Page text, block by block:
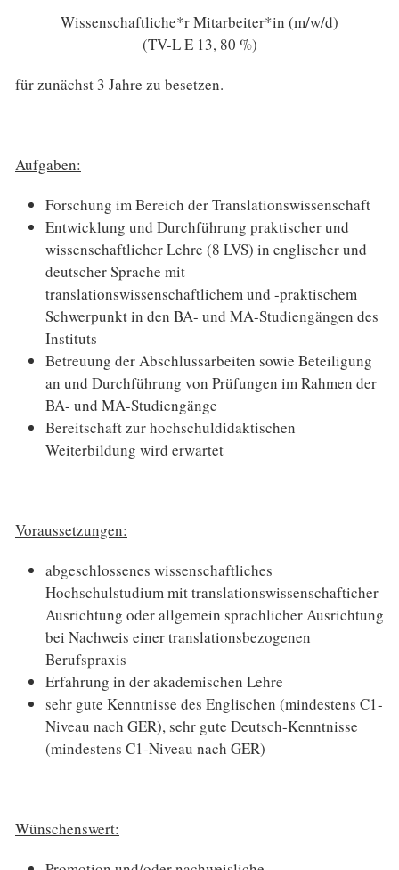
Wissenschaftliche*r Mitarbeiter*in (m/w/d)
(TV-L E 13, 80 %)
für zunächst 3 Jahre zu besetzen.
Aufgaben:
Forschung im Bereich der Translationswissenschaft
Entwicklung und Durchführung praktischer und
wissenschaftlicher Lehre (8 LVS) in englischer und
deutscher Sprache mit
translationswissenschaftlichem und -praktischem
Schwerpunkt in den BA- und MA-Studiengängen des
Instituts
Betreuung der Abschlussarbeiten sowie Beteiligung
an und Durchführung von Prüfungen im Rahmen der
BA- und MA-Studiengänge
Bereitschaft zur hochschuldidaktischen
Weiterbildung wird erwartet
Voraussetzungen:
abgeschlossenes wissenschaftliches
Hochschulstudium mit translationswissenschafticher
Ausrichtung oder allgemein sprachlicher Ausrichtung
bei Nachweis einer translationsbezogenen
Berufspraxis
Erfahrung in der akademischen Lehre
sehr gute Kenntnisse des Englischen (mindestens C1-
Niveau nach GER), sehr gute Deutsch-Kenntnisse
(mindestens C1-Niveau nach GER)
Wünschenswert: